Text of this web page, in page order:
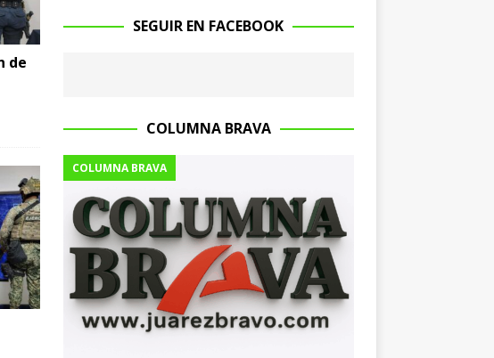
de
SEGUIR EN FACEBOOK
COLUMNA BRAVA
COLUMNA BRAVA